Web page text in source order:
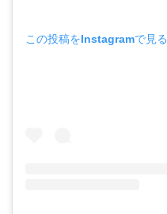
この投稿をInstagramで見る